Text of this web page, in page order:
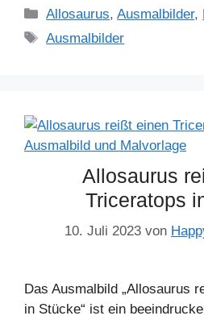
Kategorien
Allosaurus,Ausmalbilder,
Schlagwörter
Ausmalbilder
Allosaurus
Triceratops
10. Juli 2023 von
Das Ausmalbild „Allosaurus
in Stücke“ ist ein